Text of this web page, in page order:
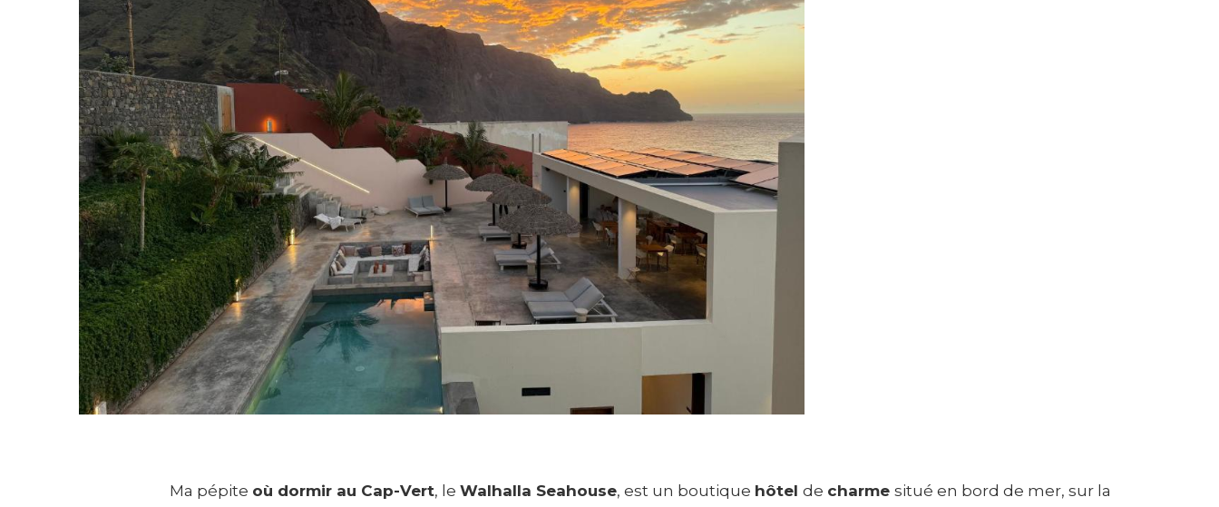
Ma pépite où dormir au Cap-Vert, le Walhalla Seahouse, est un boutique hôtel de charme situé en bord de mer, sur la